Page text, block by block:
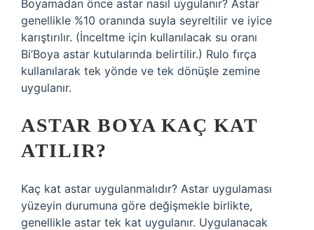
Boyamadan önce astar nasıl uygulanır? Astar
genellikle %10 oranında suyla seyreltilir ve iyice
karıştırılır. (İnceltme için kullanılacak su oranı
Bi’Boya astar kutularında belirtilir.) Rulo fırça
kullanılarak tek yönde ve tek dönüşle zemine
uygulanır.
ASTAR BOYA KAÇ KAT
ATILIR?
Kaç kat astar uygulanmalıdır? Astar uygulaması
yüzeyin durumuna göre değişmekle birlikte,
genellikle astar tek kat uygulanır. Uygulanacak